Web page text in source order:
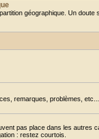
géographique. Un doute
remarques, problèmes,
pas place dans les autres
: restez courtois.